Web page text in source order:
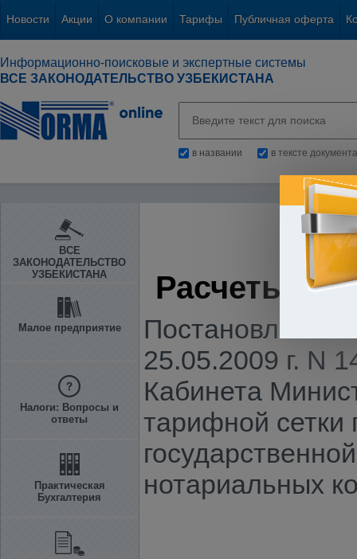
Новости Акции О компании Тарифы Публичная оферта
Информационно-поисковые и экспертные системы
ВСЕ ЗАКОНОДАТЕЛЬСТВО УЗБЕКИСТАНА
в названии в тексте документа
ВСЕ
ЗАКОНОДАТЕЛЬСТВО
УЗБЕКИСТАНА
Малое предприятие
Налоги: Вопросы и
ответы
Практическая
Бухгалтерия
Расчеты с
Постановление
25.05.2009 г. N
Кабинета
тарифной сетки
нотариальных